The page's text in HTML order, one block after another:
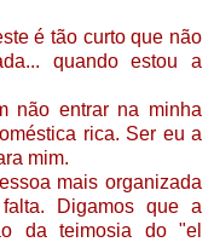
é tão curto que não
quando estou a
não entrar na minha
rica. Ser eu a
mim.
mais organizada
Digamos que a
da teimosia do "el